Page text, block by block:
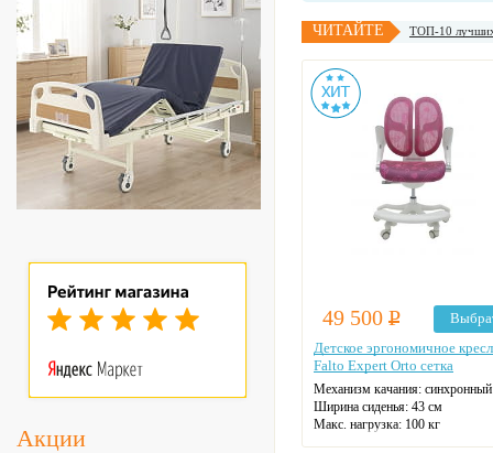
Акции
ЧИТАЙТЕ ТОП-10 лучших
49 500 Р
Детское эргономичное
Falto Expert Orto сетка
Механизм качания: синхронный
Ширина сиденья: 43 см
Макс. нагрузка: 100 кг